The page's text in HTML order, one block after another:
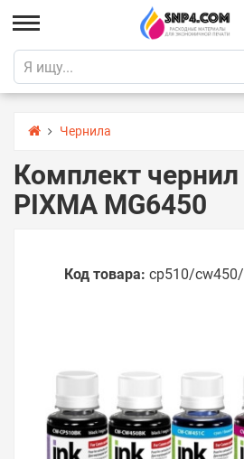
Чернила
Комплект чернил
PIXMA MG6450
Код товара: cp510/